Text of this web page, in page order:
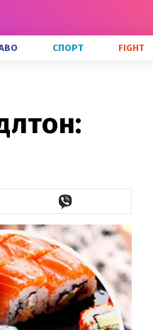
СПОРТ FIGHT